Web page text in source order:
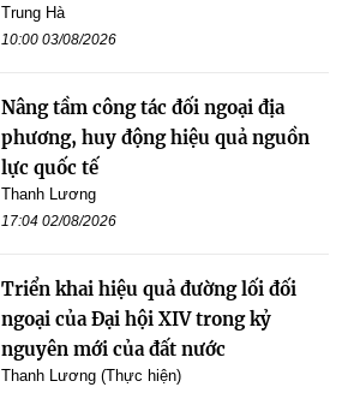
Trung Hà
10:00 03/08/2026
Nâng tầm công tác đối ngoại địa
phương, huy động hiệu quả nguồn
lực quốc tế
Thanh Lương
17:04 02/08/2026
Triển khai hiệu quả đường lối đối
ngoại của Đại hội XIV trong kỷ
nguyên mới của đất nước
Thanh Lương (Thực hiện)